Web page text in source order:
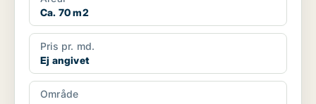
Ca. 70 m2
Pris pr. md.
Ej angivet
Område